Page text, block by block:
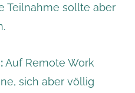
Teilnahme sollte aber
Auf Remote Work
sich aber völlig